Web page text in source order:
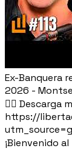
Ex-Banquera
2026 -
👉🏽
https://
¡Bienvenido